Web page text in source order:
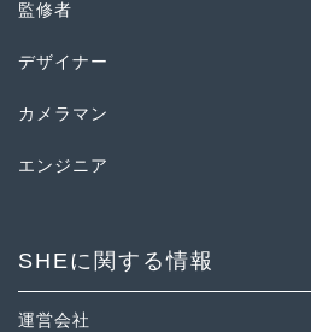
監修者
デザイナー
カメラマン
エンジニア
SHEに関する情報
運営会社